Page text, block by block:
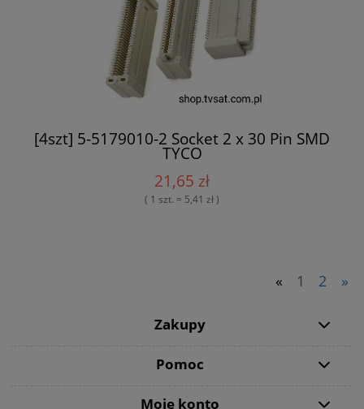
[4szt] 5-5179010-2 Socket 2 x 30 Pin SMD
TYCO
21,65 zł
( 1 szt. = 5,41 zł )
« 1 2 »
Zakupy
Pomoc
Moje konto